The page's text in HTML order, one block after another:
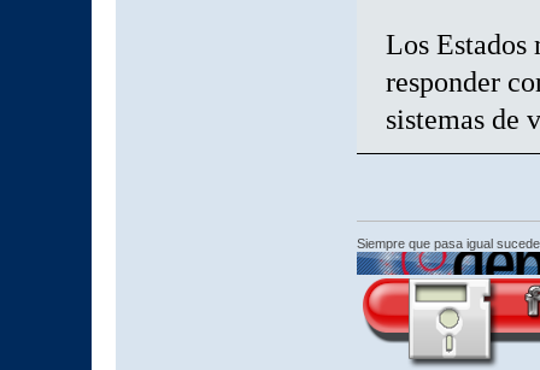
Los Estados
responder
sistemas de
Siempre que pasa igual